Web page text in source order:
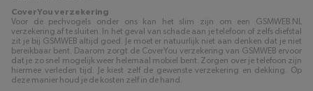
CoverYou verzekering
Voor de pechvogels onder ons kan het slim zijn om een GSMWEB.NL
verzekering af te sluiten. In het geval van schade aan je telefoon of zelfs diefstal
zit je bij GSMWEB altijd goed. Je moet er natuurlijk niet aan denken dat je niet
bereikbaar bent. Daarom zorgt de CoverYou verzekering van GSMWEB ervoor
dat je zo snel mogelijk weer helemaal mobiel bent. Zorgen over je telefoon zijn
hiermee verleden tijd. Je kiest zelf de gewenste verzekering en dekking. Op
deze manier houd je de kosten zelf in de hand.